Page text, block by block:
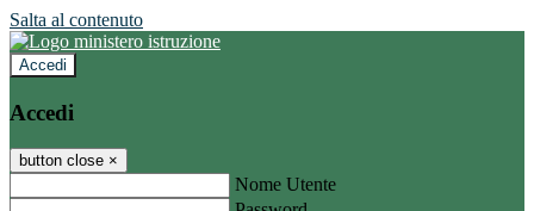
Salta al contenuto
Accedi
Accedi
button close ×
Nome Utente